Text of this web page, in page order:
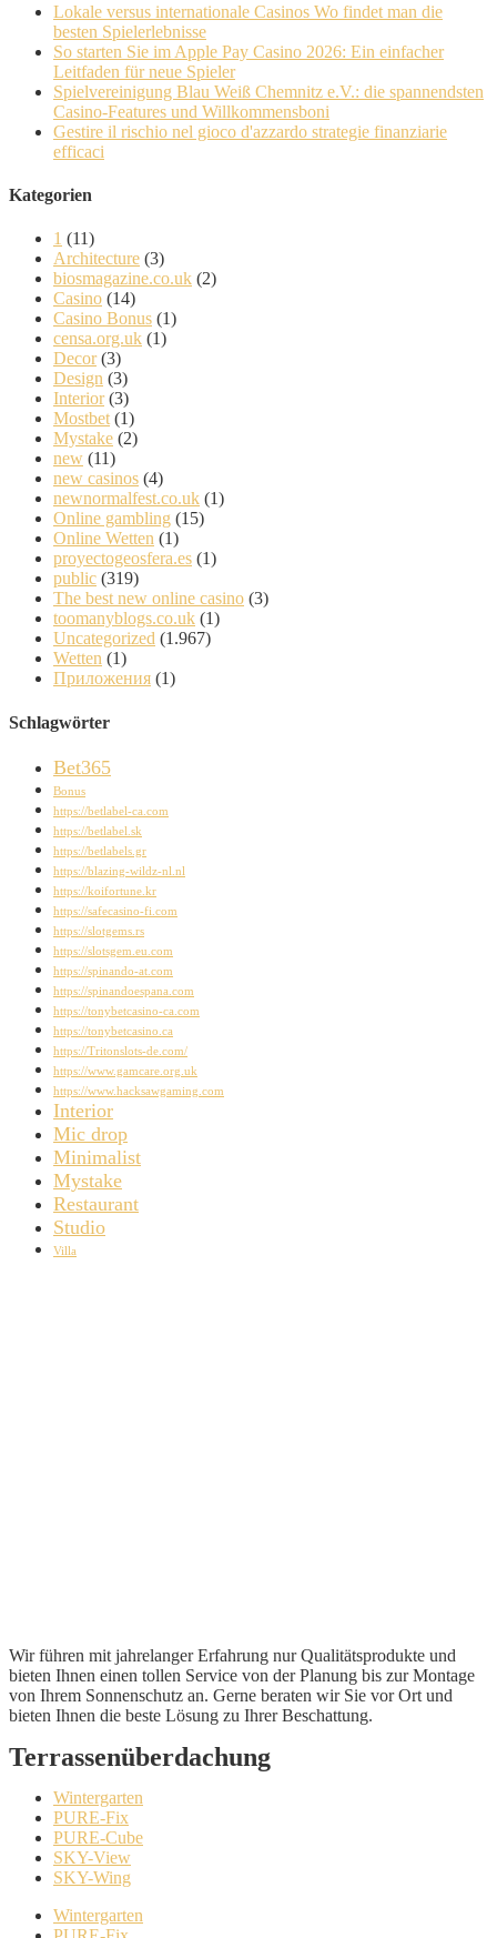
Lokale versus internationale Casinos Wo findet man die
besten Spielerlebnisse
So starten Sie im Apple Pay Casino 2026: Ein einfacher
Leitfaden für neue Spieler
Spielvereinigung Blau Weiß Chemnitz e.V.: die spannendsten
Casino-Features und Willkommensboni
Gestire il rischio nel gioco d'azzardo strategie finanziarie
efficaci
Kategorien
1 (11)
Architecture (3)
biosmagazine.co.uk (2)
Casino (14)
Casino Bonus (1)
censa.org.uk (1)
Decor(3)
Design (3)
Interior(3)
Mostbet (1)
Mystake (2)
new (11)
new casinos (4)
newnormalfest.co.uk (1)
Online gambling (15)
Online Wetten (1)
proyectogeosfera.es (1)
public (319)
The best new online casino (3)
toomanyblogs.co.uk (1)
Uncategorized (1.967)
Wetten (1)
Приложения (1)
Schlagwörter
Bet365
Bonus
https://betlabel-ca.com
https://betlabel.sk
https://betlabels.gr
https://blazing-wildz-nl.nl
https://koifortune.kr
https://safecasino-fi.com
https://slotgems.rs
https://slotsgem.eu.com
https://spinando-at.com
https://spinandoespana.com
https://tonybetcasino-ca.com
https://tonybetcasino.ca
https://Tritonslots-de.com/
https://www.gamcare.org.uk
https://www.hacksawgaming.com
Interior
Mic drop
Minimalist
Mystake
Restaurant
Studio
Villa
Wir führen mit jahrelanger Erfahrung nur Qualitätsprodukte und
bieten Ihnen einen tollen Service von der Planung bis zur Montage
von Ihrem Sonnenschutz an. Gerne beraten wir Sie vor Ort und
bieten Ihnen die beste Lösung zu Ihrer Beschattung.
Terrassenüberdachung
Wintergarten
PURE-Fix
PURE-Cube
SKY-View
SKY-Wing
Wintergarten